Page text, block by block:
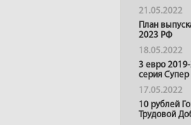
21.05.2022
План
2023 РФ
18.05.2022
3 евро
серия
17.05.2022
10 рублей
Трудовой